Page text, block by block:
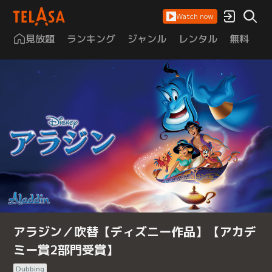
Watch now
見放題 ランキング ジャンル レンタル 無料
アラジン／吹替【ディズニー作品】【アカデ
ミー賞2部門受賞】
Dubbing